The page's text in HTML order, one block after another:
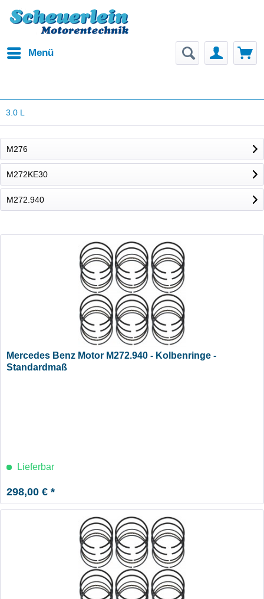
Menü
3.0 L
M276
M272KE30
M272.940
Mercedes Benz Motor M272.940 - Kolbenringe -
Standardmaß
Lieferbar
298,00 € *